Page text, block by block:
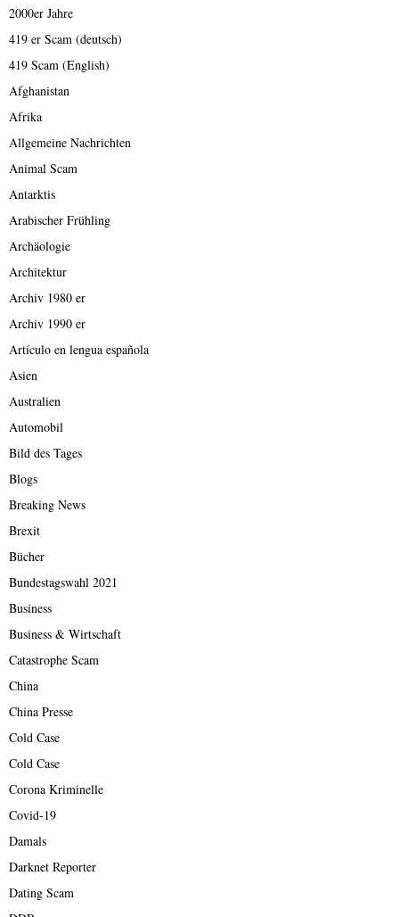
2000er Jahre
419 er Scam (deutsch)
419 Scam (English)
Afghanistan
Afrika
Allgemeine Nachrichten
Animal Scam
Antarktis
Arabischer Frühling
Archäologie
Architektur
Archiv 1980 er
Archiv 1990 er
Artículo en lengua española
Asien
Australien
Automobil
Bild des Tages
Blogs
Breaking News
Brexit
Bücher
Bundestagswahl 2021
Business
Business & Wirtschaft
Catastrophe Scam
China
China Presse
Cold Case
Cold Case
Corona Kriminelle
Covid-19
Damals
Darknet Reporter
Dating Scam